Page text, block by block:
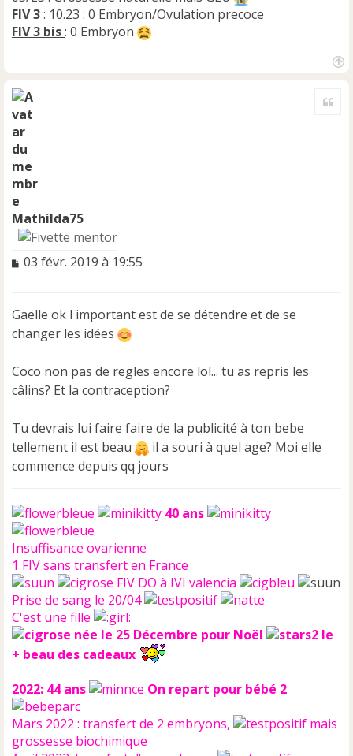
FIV 3: 10.23 : 0 Embryon/Ovulation precoce
FIV 3 bis: 0 Embryon
Mathilda75
M
a
g
n
o
n
u
03 févr. 2019 à 19:55
Gaelle ok l important est de se détendre et de se
changer les idées
Coco non pas de regles encore lol... tu as repris les
câlins? Et la contraception?
Tu devrais lui faire faire de la publicité à ton bebe
tellement il est beau
il a souri à quel age? Moi elle
commence depuis qq jours
40 ans
Insuffisance ovarienne
1 FIV sans transfert en France
FIV DO à IVI valencia
Prise de sang le 20/04
C'est une fille
née le 25 Décembre pour Noël
le
+ beau des cadeaux
2022: 44 ans
On repart pour bébé 2
Mars 2022 : transfert de 2 embryons,
mais
grossesse biochimique